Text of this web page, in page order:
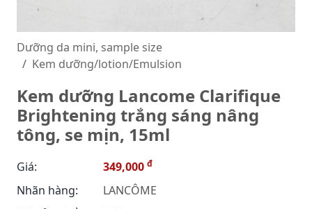
Dưỡng da mini, sample size
Kem dưỡng/lotion/Emulsion
Kem dưỡng Lancome Clarifique
Brightening trắng sáng nâng
tông, se mịn, 15ml
Giá: 349,000 đ
Nhãn hàng:
LANCÔME